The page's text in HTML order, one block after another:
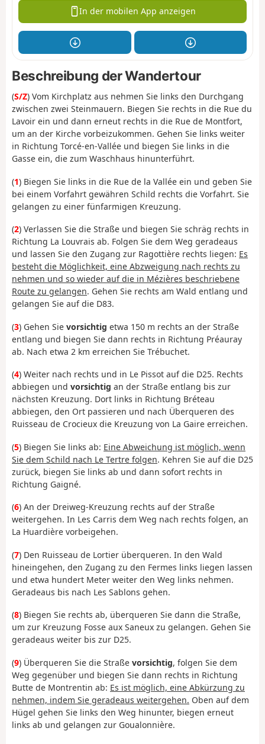
In der mobilen App anzeigen
Beschreibung der Wandertour
(S/Z) Vom Kirchplatz aus nehmen Sie links den Durchgang
zwischen zwei Steinmauern. Biegen Sie rechts in die Rue du
Lavoir ein und dann erneut rechts in die Rue de Montfort,
um an der Kirche vorbeizukommen. Gehen Sie links weiter
in Richtung Torcé-en-Vallée und biegen Sie links in die
Gasse ein, die zum Waschhaus hinunterführt.
(1) Biegen Sie links in die Rue de la Vallée ein und geben Sie
bei einem Vorfahrt gewähren Schild rechts die Vorfahrt. Sie
gelangen zu einer fünfarmigen Kreuzung.
(2) Verlassen Sie die Straße und biegen Sie schräg rechts in
Richtung La Louvrais ab. Folgen Sie dem Weg geradeaus
und lassen Sie den Zugang zur Ragottière rechts liegen: Es
besteht die Möglichkeit, eine Abzweigung nach rechts zu
nehmen und so wieder auf die in Mézières beschriebene
Route zu gelangen. Gehen Sie rechts am Wald entlang und
gelangen Sie auf die D83.
(3) Gehen Sie vorsichtig etwa 150 m rechts an der Straße
entlang und biegen Sie dann rechts in Richtung Préauray
ab. Nach etwa 2 km erreichen Sie Trébuchet.
(4) Weiter nach rechts und in Le Pissot auf die D25. Rechts
abbiegen und vorsichtig an der Straße entlang bis zur
nächsten Kreuzung. Dort links in Richtung Bréteau
abbiegen, den Ort passieren und nach Überqueren des
Ruisseau de Crocieux die Kreuzung von La Gaire erreichen.
(5) Biegen Sie links ab: Eine Abweichung ist möglich, wenn
Sie dem Schild nach Le Tertre folgen. Kehren Sie auf die D25
zurück, biegen Sie links ab und dann sofort rechts in
Richtung Gaigné.
(6) An der Dreiweg-Kreuzung rechts auf der Straße
weitergehen. In Les Carris dem Weg nach rechts folgen, an
La Huardière vorbeigehen.
(7) Den Ruisseau de Lortier überqueren. In den Wald
hineingehen, den Zugang zu den Fermes links liegen lassen
und etwa hundert Meter weiter den Weg links nehmen.
Geradeaus bis nach Les Sablons gehen.
(8) Biegen Sie rechts ab, überqueren Sie dann die Straße,
um zur Kreuzung Fosse aux Saneux zu gelangen. Gehen Sie
geradeaus weiter bis zur D25.
(9) Überqueren Sie die Straße vorsichtig, folgen Sie dem
Weg gegenüber und biegen Sie dann rechts in Richtung
Butte de Montrentin ab: Es ist möglich, eine Abkürzung zu
nehmen, indem Sie geradeaus weitergehen. Oben auf dem
Hügel gehen Sie links den Weg hinunter, biegen erneut
links ab und gelangen zur Goualonnière.